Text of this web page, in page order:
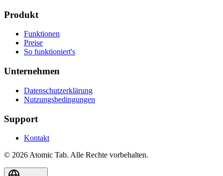
Produkt
Funktionen
Preise
So funktioniert's
Unternehmen
Datenschutzerklärung
Nutzungsbedingungen
Support
Kontakt
© 2026 Atomic Tab. Alle Rechte vorbehalten.